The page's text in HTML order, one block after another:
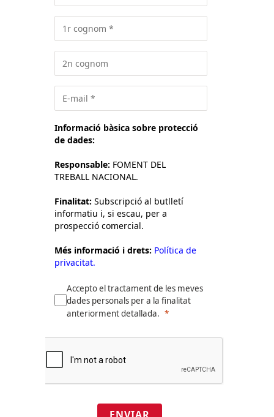
Informació bàsica sobre protecció
de dades:
Responsable: FOMENT DEL
TREBALL NACIONAL.
Finalitat: Subscripció al butlletí
informatiu i, si escau, per a
prospecció comercial.
Més informació i drets: Política de
privacitat.
Accepto el tractament de les meves
dades personals per a la finalitat
anteriorment detallada.